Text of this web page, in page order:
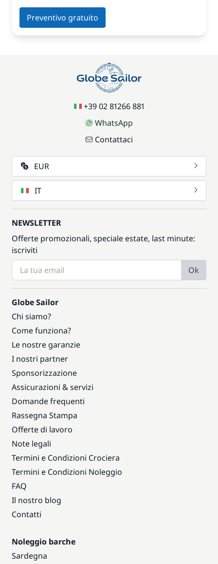
Preventivo gratuito
+39 02 81266 881
WhatsApp
Contattaci
EUR
IT
NEWSLETTER
Offerte promozionali, speciale estate, last minute:
iscriviti
Ok
Globe Sailor
Chi siamo?
Come funziona?
Le nostre garanzie
I nostri partner
Sponsorizzazione
Assicurazioni & servizi
Domande frequenti
Rassegna Stampa
Offerte di lavoro
Note legali
Termini e Condizioni Crociera
Termini e Condizioni Noleggio
FAQ
Il nostro blog
Contatti
Noleggio barche
Sardegna